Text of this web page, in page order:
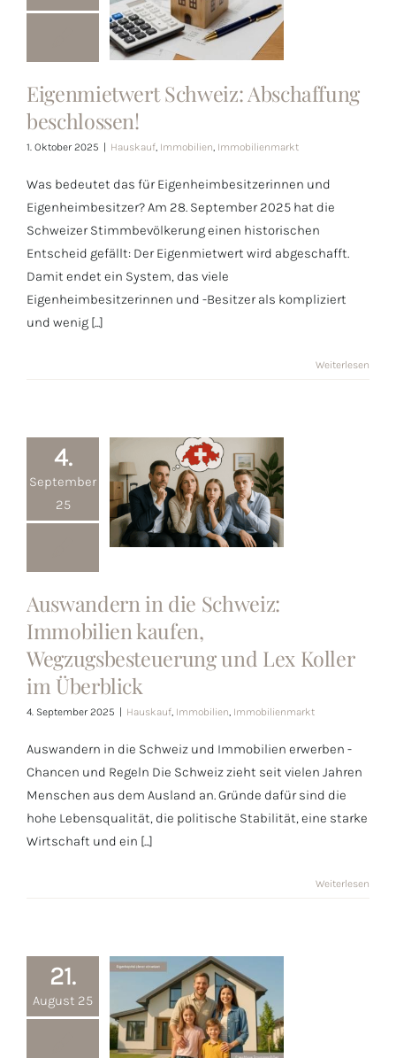
Eigenmietwert
Abschaffung
beschlossen!
Eigenmietwert Schweiz: Abschaffung
beschlossen!
1. Oktober 2025 Hauskauf, Immobilien, Immobilienmarkt
Was bedeutet das für Eigenheimbesitzerinnen und
Eigenheimbesitzer? Am 28. September 2025 hat die
Schweizer Stimmbevölkerung einen historischen
Entscheid gefällt: Der Eigenmietwert wird abgeschafft.
Damit endet ein System, das viele
Eigenheimbesitzerinnen und -Besitzer als kompliziert
und wenig [...]
Weiterlesen
4.
September
25
Auswandern in
Immobilien
kaufen,
Wegzugsbesteuerung
und Lex Koller
im Überblick
Auswandern in die Schweiz:
Immobilien kaufen,
Wegzugsbesteuerung und Lex Koller
im Überblick
4. September 2025 Hauskauf, Immobilien, Immobilienmarkt
Auswandern in die Schweiz und Immobilien erwerben -
Chancen und Regeln Die Schweiz zieht seit vielen Jahren
Menschen aus dem Ausland an. Gründe dafür sind die
hohe Lebensqualität, die politische Stabilität, eine starke
Wirtschaft und ein [...]
Weiterlesen
21.
August 25